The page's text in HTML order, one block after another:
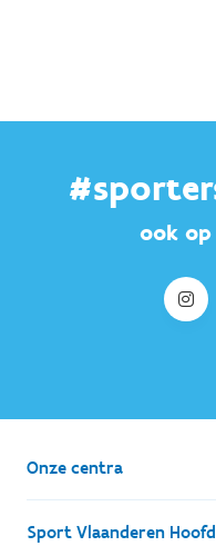
ook op
Onze centra
Sport Vlaanderen